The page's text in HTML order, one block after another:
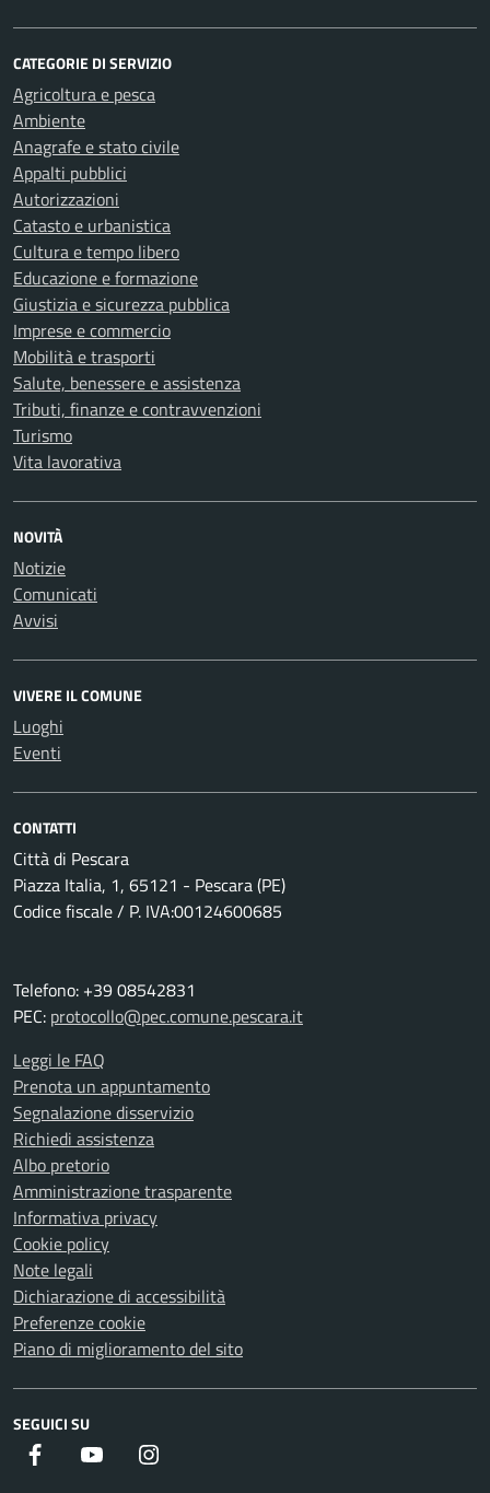
CATEGORIE DI SERVIZIO
Agricoltura e pesca
Ambiente
Anagrafe e stato civile
Appalti pubblici
Autorizzazioni
Catasto e urbanistica
Cultura e tempo libero
Educazione e formazione
Giustizia e sicurezza pubblica
Imprese e commercio
Mobilità e trasporti
Salute, benessere e assistenza
Tributi, finanze e contravvenzioni
Turismo
Vita lavorativa
NOVITÀ
Notizie
Comunicati
Avvisi
VIVERE IL COMUNE
Luoghi
Eventi
CONTATTI
Città di Pescara
Piazza Italia, 1, 65121 - Pescara (PE)
Codice fiscale / P. IVA:00124600685
Telefono: +39 08542831
PEC: protocollo@pec.comune.pescara.it
Leggi le FAQ
Prenota un appuntamento
Segnalazione disservizio
Richiedi assistenza
Albo pretorio
Amministrazione trasparente
Informativa privacy
Cookie policy
Note legali
Dichiarazione di accessibilità
Preferenze cookie
Piano di miglioramento del sito
SEGUICI SU
Facebook Youtube